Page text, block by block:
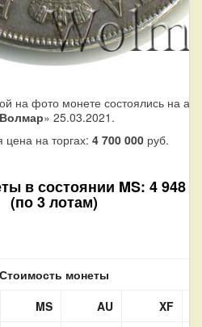
на фото монете состоялись на
Волмар» 25.03.2021.
цена на торгах: 4 700 000 руб.
в состоянии MS: 4 948
(по 3 лотам)
Стоимость монеты
MS AU XF